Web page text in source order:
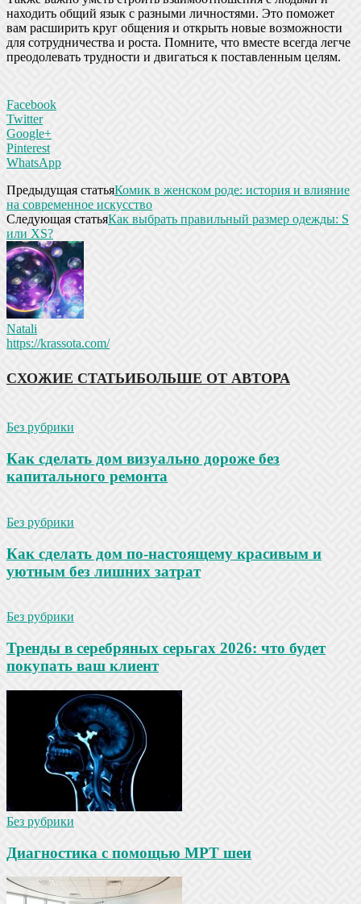
находить общий язык с разными личностями. Это поможет
вам расширить круг общения и открыть новые возможности
для сотрудничества и роста. Помните, что вместе всегда легче
преодолевать трудности и двигаться к поставленным целям.
Facebook
Twitter
Google+
Pinterest
WhatsApp
Предыдущая статьяКомик в женском роде: история и влияние
на современное искусство
Следующая статьяКак выбрать правильный размер одежды: S
или XS?
Natali
https://krassota.com/
СХОЖИЕ СТАТЬИБОЛЬШЕ ОТ АВТОРА
Без рубрики
Как сделать дом визуально дороже без
капитального ремонта
Без рубрики
Как сделать дом по-настоящему красивым и
уютным без лишних затрат
Без рубрики
Тренды в серебряных серьгах 2026: что будет
покупать ваш клиент
Без рубрики
Диагностика с помощью МРТ шеи